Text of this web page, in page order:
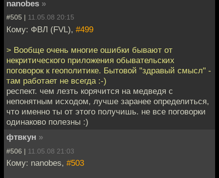
nanobes »
#505 | 11.05.08 20:15
Кому: ФВЛ (FVL), #499
> Вообще очень многие ошибки бывают от
некритического приложения обывательских
поговорок к геополитике. Бытовой "здравый смысл" -
там работает не всегда :-)
респект. чем лезть корячится на медведя с
непонятным исходом, лучше заранее определиться,
что именно ты от этого получишь. не все поговорки
одинаково полезны :)
фтвкун »
#506 | 11.05.08 21:03
Кому: nanobes, #503